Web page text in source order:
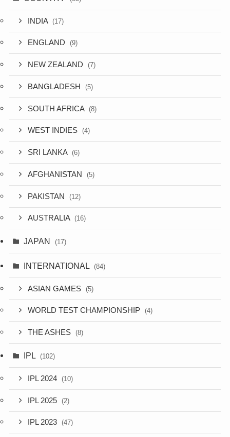
INDIA (17)
ENGLAND (9)
NEW ZEALAND (7)
BANGLADESH (5)
SOUTH AFRICA (8)
WEST INDIES (4)
SRI LANKA (6)
AFGHANISTAN (5)
PAKISTAN (12)
AUSTRALIA (16)
JAPAN (17)
INTERNATIONAL (84)
ASIAN GAMES (5)
WORLD TEST CHAMPIONSHIP (4)
THE ASHES (8)
IPL (102)
IPL 2024 (10)
IPL 2025 (2)
IPL 2023 (47)